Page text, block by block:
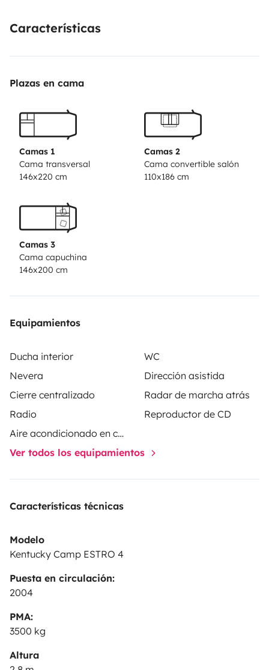
zanzariera, ecc.. Accessorin su richiesta:
ecc...
Características
Plazas en cama
Camas 1
Cama transversal
146x220 cm
Camas 2
Cama convertible salón
110x186 cm
Camas 3
Cama capuchina
146x200 cm
Equipamientos
Ducha interior
WC
Nevera
Dirección asistida
Cierre centralizado
Radar de marcha atrás
Radio
Reproductor de CD
Aire acondicionado en cabina
Ver todos los equipamientos
Características técnicas
Modelo
Kentucky Camp ESTRO 4
Puesta en circulación:
2004
PMA:
3500 kg
Altura